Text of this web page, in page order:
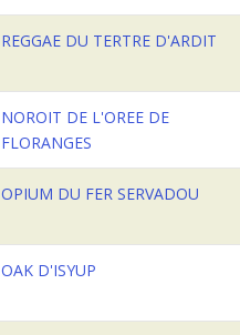
REGGAE DU TERTRE D'ARDIT
NOROIT DE L'OREE DE
FLORANGES
OPIUM DU FER SERVADOU
OAK D'ISYUP